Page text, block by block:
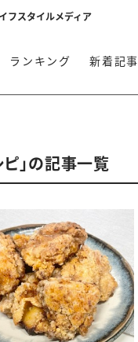
フスタイルメディア
ランキング 新着記事
ピ」の記事一覧